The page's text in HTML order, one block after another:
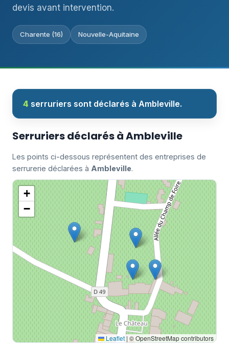
devis avant intervention.
Charente (16) Nouvelle-Aquitaine
4 serruriers sont déclarés à Ambleville.
Serruriers déclarés à Ambleville
Les points ci-dessous représentent des entreprises de
serrurerie déclarées à Ambleville.
+
−
Leaflet | © OpenStreetMap contributors